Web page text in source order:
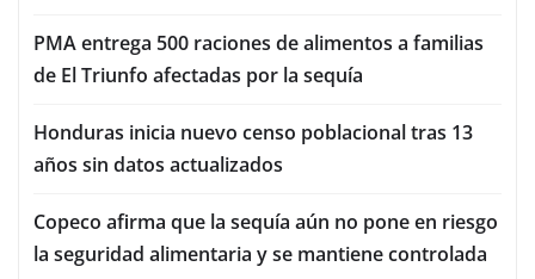
PMA entrega 500 raciones de alimentos a familias
de El Triunfo afectadas por la sequía
Honduras inicia nuevo censo poblacional tras 13
años sin datos actualizados
Copeco afirma que la sequía aún no pone en riesgo
la seguridad alimentaria y se mantiene controlada